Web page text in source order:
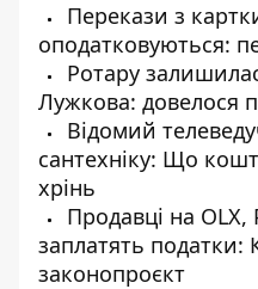
Перекази з
оподатковуються:
Ротару
Лужкова: довелося
Відомий
сантехніку: Що
хрінь
Продавці на
заплатять податки:
законопроєкт